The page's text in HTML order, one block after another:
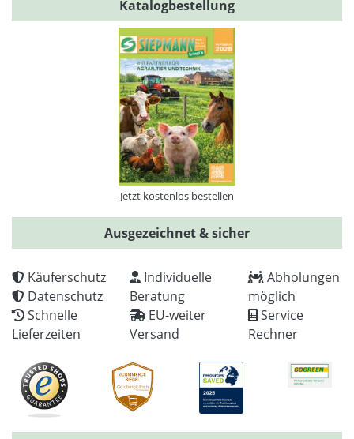
Katalogbestellung
Jetzt kostenlos bestellen
Ausgezeichnet & sicher
Käuferschutz
Datenschutz
Schnelle
Lieferzeiten
Individuelle
Beratung
EU-weiter
Versand
Abholungen
möglich
Service
Rechner